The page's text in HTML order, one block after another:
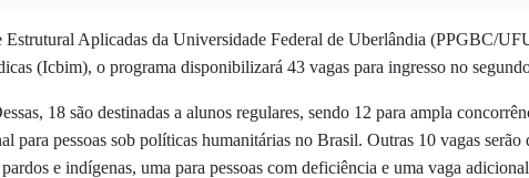
Aplicadas da Universidade Federal de Uberlândia (PPGBC/
(Icbim), o programa disponibilizará 43 vagas para ingresso no
18 são destinadas a alunos regulares, sendo 12 para ampla
para pessoas sob políticas humanitárias no Brasil. Outras 10 vagas
e indígenas, uma para pessoas com deficiência e uma vaga